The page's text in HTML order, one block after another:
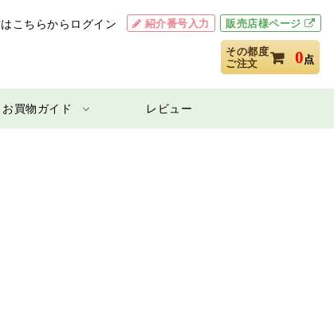
こちらからログイン 紹介番号入力 販売店様ページ
その都度
ご注文
0 点
お買物ガイド レビュー